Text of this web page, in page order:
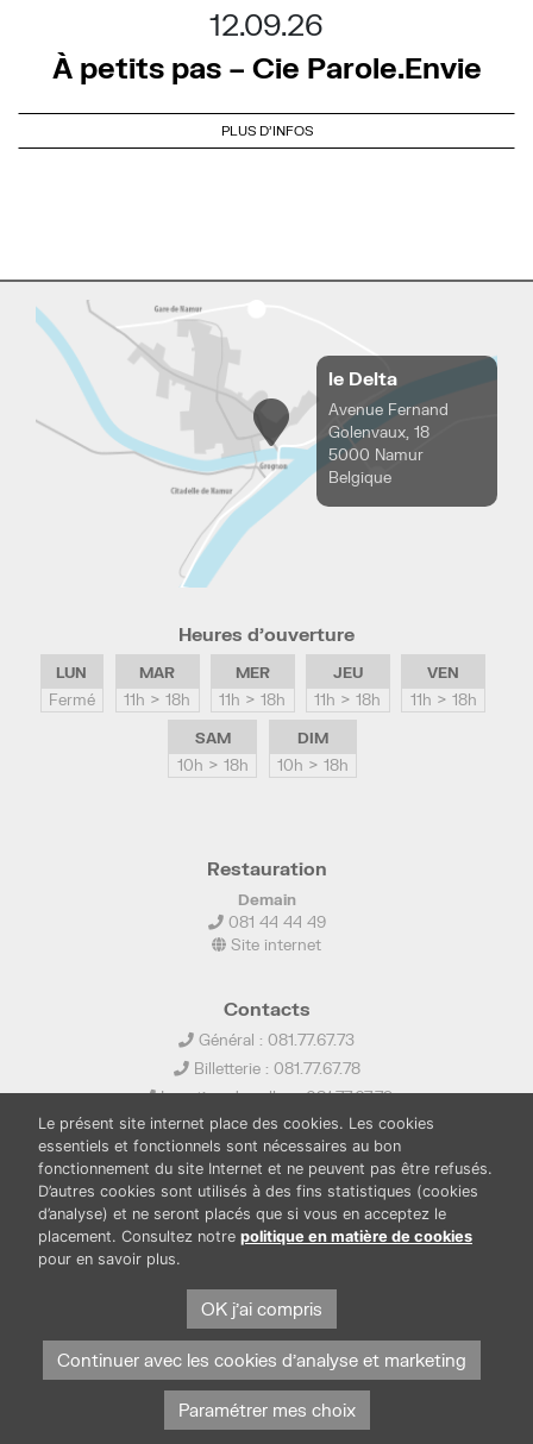
12.09.26
À petits pas – Cie Parole.Envie
PLUS D'INFOS
le Delta
Avenue Fernand
Golenvaux, 18
5000 Namur
Belgique
Heures d’ouverture
LUN
Fermé
MAR
11h > 18h
MER
11h > 18h
JEU
11h > 18h
VEN
11h > 18h
SAM
10h > 18h
DIM
10h > 18h
Restauration
Demain
081 44 44 49
Site internet
Contacts
Général : 081.77.67.73
Billetterie : 081.77.67.78
Location de salles : 081.77.67.79
info@ledelta.be
BOUTIQUE
Protection des données et cookies
Mentions légales
Le présent site internet place des cookies. Les cookies
essentiels et fonctionnels sont nécessaires au bon
fonctionnement du site Internet et ne peuvent pas être refusés.
D’autres cookies sont utilisés à des fins statistiques (cookies
d’analyse) et ne seront placés que si vous en acceptez le
placement. Consultez notre politique en matière de cookies
pour en savoir plus.
OK j'ai compris
Continuer avec les cookies d'analyse et marketing
Paramétrer mes choix